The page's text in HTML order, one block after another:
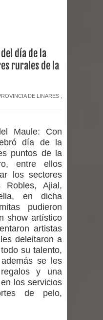
jornada de
con éxito el
2026
Los Remembers
tras impulsar un
y pedagógico
escolares
influenza hace que
llamado a
día de la
rurales de la
DE LINARES
Maule: Con
día de la
puntos de la
entre ellos
los sectores
Robles, Ajial,
en dicha
pudieron
show artístico
artistas
deleitaron a
su talento,
se les
y una
los servicios
de pelo,